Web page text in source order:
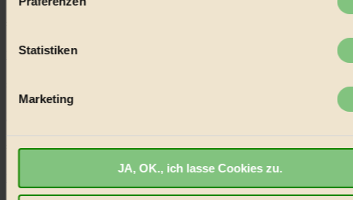
welche bis auf einige Meter genau sein können
Merkmalen (Fingerprinting) identifizieren
Einzelheiten
BIORAMA.eu verwendet Cookies
ist werbefinanziert und deswegen für dich
kostenfrei.Wir benötigen deine Einwilligung für Cookies, um
Statistiken
Marketing
JA, OK., ich lasse Cookies zu.
Lebensmittel